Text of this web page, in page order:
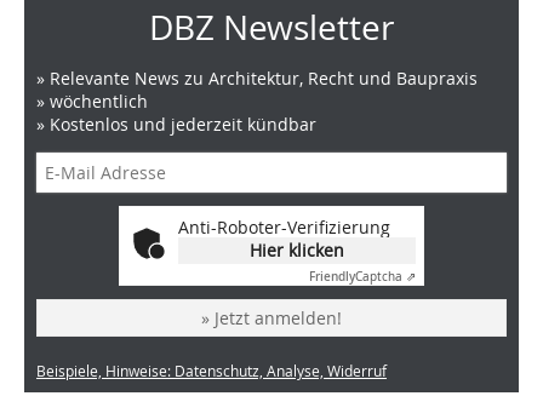
DBZ Newsletter
» Relevante News zu Architektur, Recht und Baupraxis
» wöchentlich
» Kostenlos und jederzeit kündbar
Anti-Roboter-Verifizierung
Hier klicken
FriendlyCaptcha ⇗
» Jetzt anmelden!
Beispiele, Hinweise: Datenschutz, Analyse, Widerruf